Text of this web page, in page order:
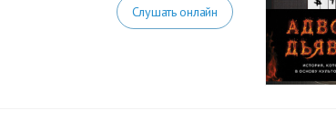
Слушать онлайн